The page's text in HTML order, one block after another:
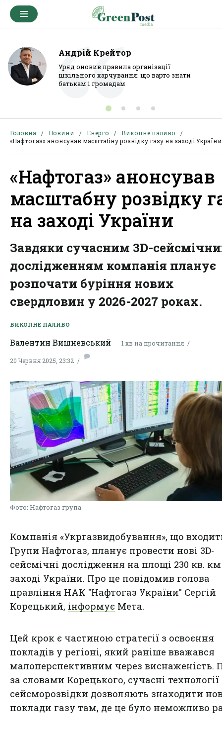
Андрій Крейтор
Уряд оновив правила організації
шкільного харчування: що варто знати
батькам і громадам
Головна Новини Енерго
Викопне паливо
«Нафтогаз» анонсував масштабну розвідку газу на заході України
«Нафтогаз» анонсував
масштабну розвідку
на заході України
Завдяки сучасним 3D-
дослідженням компанія планує
розпочати буріння нових
свердловин у 2026-2027 роках.
ВИКОПНЕ ПАЛИВО
Валентин Вишневський 1 хв на прочитання
20 Червня 2025, 23:32
Фото: Нафтогаз група
Компанія «Укргазвидобування», що
Групи Нафтогаз, планує провести нові 3D-
сейсмічні дослідження на площі 230 кв.
заході України. Про це повідомив голова
правління НАК "Нафтогаз України" Сергій
Корецький, інформує Мета.
Цей крок є частиною стратегії з освоєння
покладів у регіоні, який раніше вважався
малоперспективним через виснаженість.
за словами Корецького, сучасні технології
сейсморозвідки дозволяють знаходити
поклади газу там, де це було неможливо